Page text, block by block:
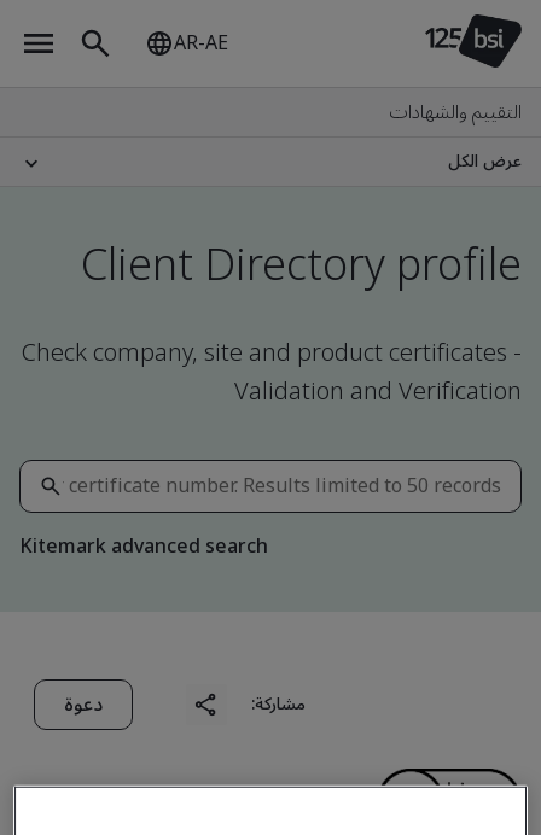
AR-AE
التقييم والشهادات
عرض الكل
Client Directory profile
Check company, site and product certificates -
Validation and Verification
Kitemark advanced search
مشاركة: دعوة